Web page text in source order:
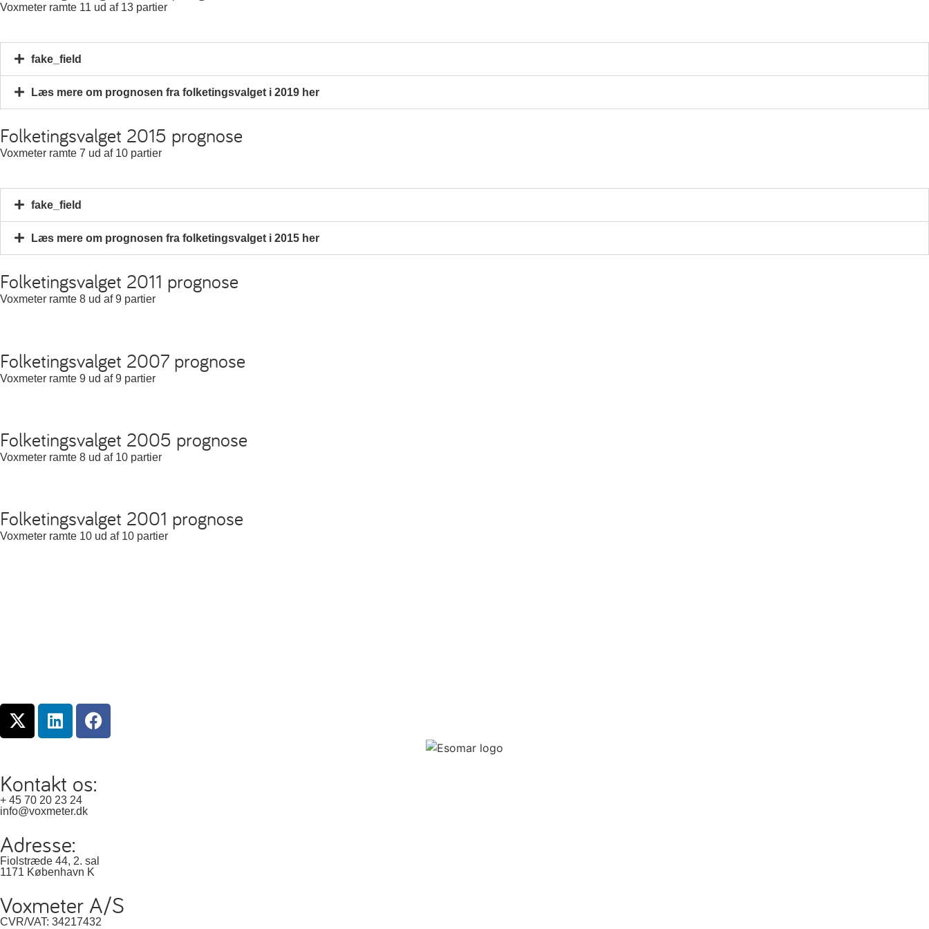
Voxmeter ramte 11 ud af 13 partier
fake_field
Læs mere om prognosen fra folketingsvalget i 2019 her
Folketingsvalget 2015 prognose
Voxmeter ramte 7 ud af 10 partier
fake_field
Læs mere om prognosen fra folketingsvalget i 2015 her
Folketingsvalget 2011 prognose
Voxmeter ramte 8 ud af 9 partier
Folketingsvalget 2007 prognose
Voxmeter ramte 9 ud af 9 partier
Folketingsvalget 2005 prognose
Voxmeter ramte 8 ud af 10 partier
Folketingsvalget 2001 prognose
Voxmeter ramte 10 ud af 10 partier
Kontakt os:
+ 45 70 20 23 24
info@voxmeter.dk
Adresse:
Fiolstræde 44, 2. sal
1171 København K
Voxmeter A/S
CVR/VAT: 34217432